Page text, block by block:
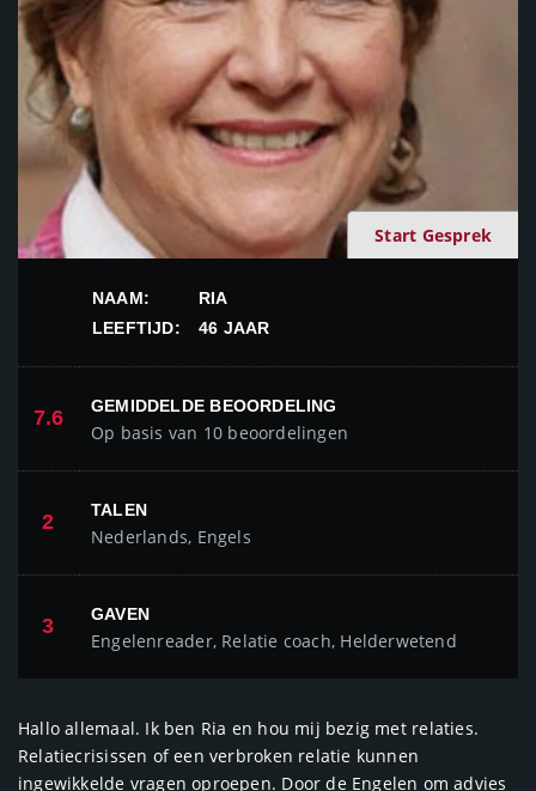
Start Gesprek
NAAM:
RIA
LEEFTIJD:
46 JAAR
7.6 GEMIDDELDE BEOORDELING
Op basis van 10 beoordelingen
2 TALEN
Nederlands, Engels
3 GAVEN
Engelenreader, Relatie coach, Helderwetend
Hallo allemaal. Ik ben Ria en hou mij bezig met relaties.
Relatiecrisissen of een verbroken relatie kunnen
ingewikkelde vragen oproepen. Door de Engelen om advies